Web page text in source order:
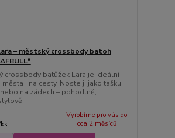
– městský crossbody batoh
crossbody batůžek Lara je ideální
i na cesty. Noste ji jako tašku
na zádech – pohodlně,
ks
Vyrobíme pro vás do
cca 2 měsíců